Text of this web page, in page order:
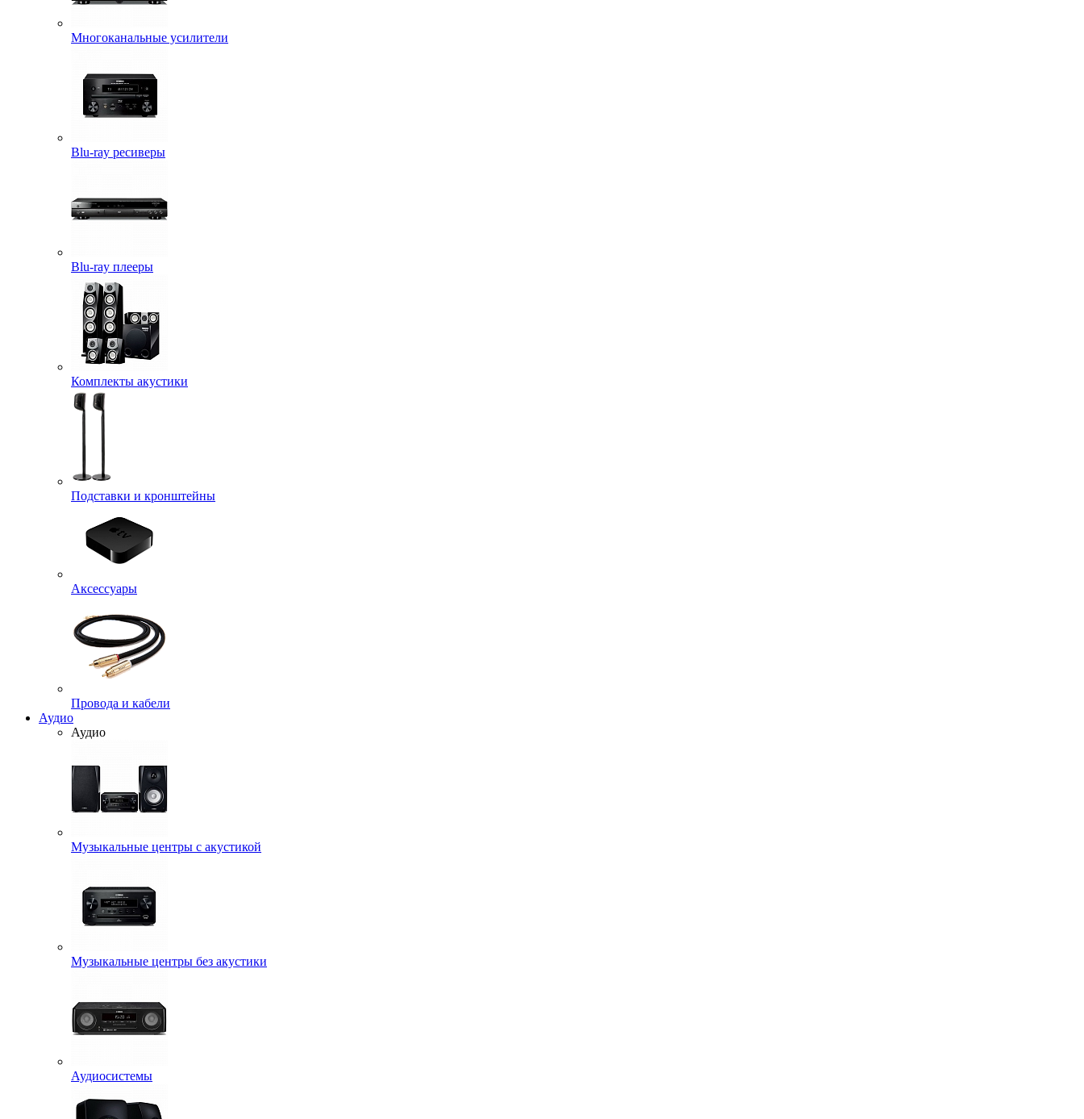
Многоканальные усилители
Blu-ray ресиверы
Blu-ray плееры
Комплекты акустики
Подставки и кронштейны
Аксессуары
Провода и кабели
Аудио
Аудио
Музыкальные центры с акустикой
Музыкальные центры без акустики
Аудиосистемы